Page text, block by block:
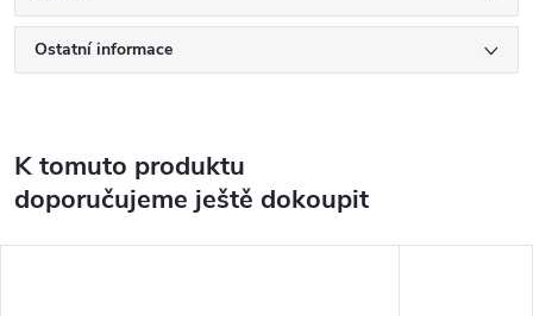
Ostatní informace
K tomuto produktu
doporučujeme ještě dokoupit